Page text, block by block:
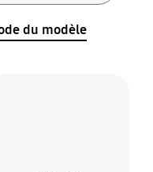
du modèle